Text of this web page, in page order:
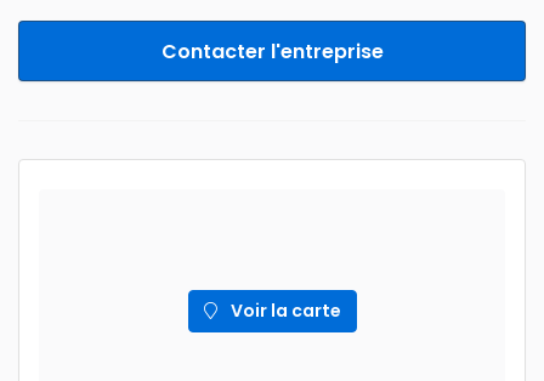
Contacter l'entreprise
Voir la carte